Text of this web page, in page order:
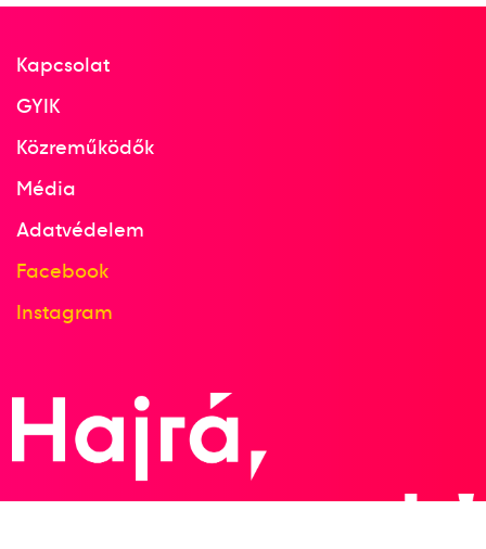
Kapcsolat
GYIK
Közreműködők
Média
Adatvédelem
Facebook
Instagram